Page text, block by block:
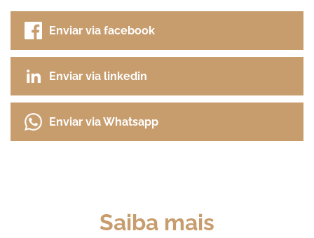
Enviar via facebook
Enviar via linkedin
Enviar via Whatsapp
Saiba mais